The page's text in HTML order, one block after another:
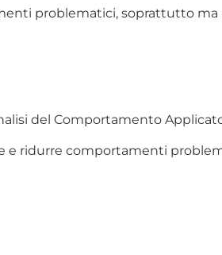
problematici, soprattutto ma
del Comportamento
e ridurre comportamenti